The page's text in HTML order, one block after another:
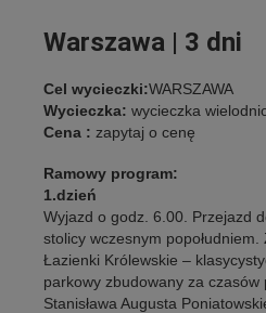
Warszawa | 3 dni
Cel wycieczki:WARSZAWA
Wycieczka: wycieczka
Cena : zapytaj o cenę
Ramowy program:
1.dzień
Wyjazd o godz. 6.00. Przejazd
stolicy wczesnym
Łazienki Królewskie –
parkowy zbudowany za czasów
Stanisława Augusta